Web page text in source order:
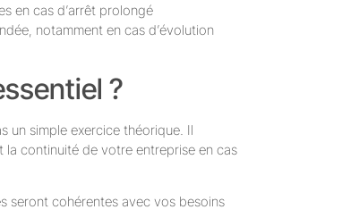
en cas d’arrêt prolongé
notamment en cas d’évolution
?
un simple exercice théorique. Il
continuité de votre entreprise en cas
seront cohérentes avec vos besoins